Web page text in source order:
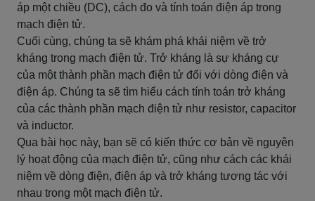
áp một chiều (DC), cách đo và tính toán điện áp trong
mạch điện tử.
Cuối cùng, chúng ta sẽ khám phá khái niệm về trở
kháng trong mạch điện tử. Trở kháng là sự kháng cự
của một thành phần mạch điện tử đối với dòng điện và
điện áp. Chúng ta sẽ tìm hiểu cách tính toán trở kháng
của các thành phần mạch điện tử như resistor, capacitor
và inductor.
Qua bài học này, bạn sẽ có kiến thức cơ bản về nguyên
lý hoạt động của mạch điện tử, cũng như cách các khái
niệm về dòng điện, điện áp và trở kháng tương tác với
nhau trong một mạch điện tử.